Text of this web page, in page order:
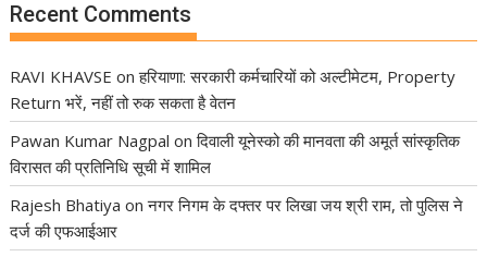
Recent Comments
RAVI KHAVSE onहरियाणा: सरकारी कर्मचारियों को अल्टीमेटम, Property
Return भरें, नहीं तो रुक सकता है वेतन
Pawan Kumar Nagpal onदिवाली यूनेस्को की मानवता की अमूर्त सांस्कृतिक
विरासत की प्रतिनिधि सूची में शामिल
Rajesh Bhatiya onनगर निगम के दफ्तर पर लिखा जय श्री राम, तो पुलिस ने
दर्ज की एफआईआर